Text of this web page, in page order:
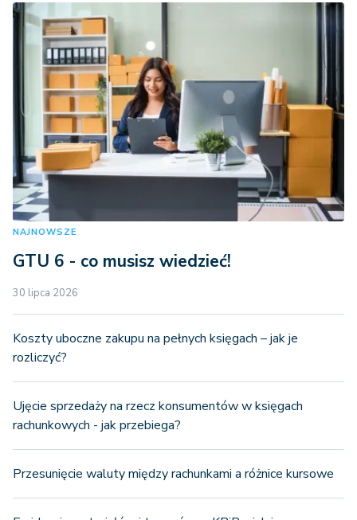
NAJNOWSZE
GTU 6 - co musisz wiedzieć!
30 lipca 2026
Koszty uboczne zakupu na pełnych księgach – jak je
rozliczyć?
Ujęcie sprzedaży na rzecz konsumentów w księgach
rachunkowych - jak przebiega?
Przesunięcie waluty między rachunkami a różnice kursowe